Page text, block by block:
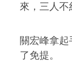
來，三人不
關宏峰拿
了免提。